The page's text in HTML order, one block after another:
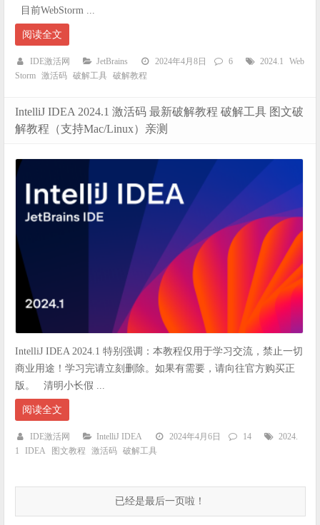
目前WebStorm ...
阅读全文
IDE激活网 JetBrains 2024年4月8日 6 2024.1
Web
Storm 激活码 破解工具 破解教程
IntelliJ IDEA 2024.1 激活码 最新破解教程 破解工具 图文破
解教程（支持Mac/Linux）亲测
IntelliJ IDEA 2024.1 特别强调：本教程仅用于学习交流，禁止一切
商业用途！学习完请立刻删除。如果有需要，请向往官方购买正
版。 清明小长假 ...
阅读全文
IDE激活网 IntelliJ IDEA 2024年4月6日 14
2024.
1
IDEA 图文教程 激活码 破解工具
已经是最后一页啦！